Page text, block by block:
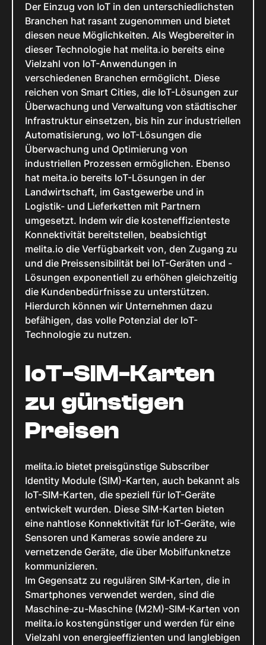
Der Einzug von IoT in den unterschiedlichsten
Branchen hat rasant zugenommen und bietet
diesen neue Möglichkeiten. Als Wegbereiter in
dieser Technologie hat melita.io bereits eine
Vielzahl von IoT-Anwendungen in
verschiedenen Branchen ermöglicht. Diese
reichen von Smart Cities, die IoT-Lösungen zur
Überwachung und Verwaltung von städtischer
Infrastruktur einsetzen, bis hin zur industriellen
Automatisierung, wo IoT-Lösungen die
Überwachung und Optimierung von
industriellen Prozessen ermöglichen. Ebenso
hat meita.io bereits IoT-Lösungen in der
Landwirtschaft, im Gastgewerbe und in
Logistik- und Lieferketten mit Partnern
umgesetzt. Indem wir die kosteneffizienteste
Konnektivität bereitstellen, beabsichtigt
melita.io die Verfügbarkeit von, den Zugang zu
und die Preissensibilität bei IoT-Geräten und -
Lösungen exponentiell zu erhöhen gleichzeitig
die Kundenbedürfnisse zu unterstützen.
Hierdurch können wir Unternehmen dazu
befähigen, das volle Potenzial der IoT-
Technologie zu nutzen.
IoT-SIM-Karten
zu günstigen
Preisen
melita.io bietet preisgünstige Subscriber
Identity Module (SIM)-Karten, auch bekannt als
IoT-SIM-Karten, die speziell für IoT-Geräte
entwickelt wurden. Diese SIM-Karten bieten
eine nahtlose Konnektivität für IoT-Geräte, wie
Sensoren und Kameras sowie andere zu
vernetzende Geräte, die über Mobilfunknetze
kommunizieren.
Im Gegensatz zu regulären SIM-Karten, die in
Smartphones verwendet werden, sind die
Maschine-zu-Maschine (M2M)-SIM-Karten von
melita.io kostengünstiger und werden für eine
Vielzahl von energieeffizienten und langlebigen